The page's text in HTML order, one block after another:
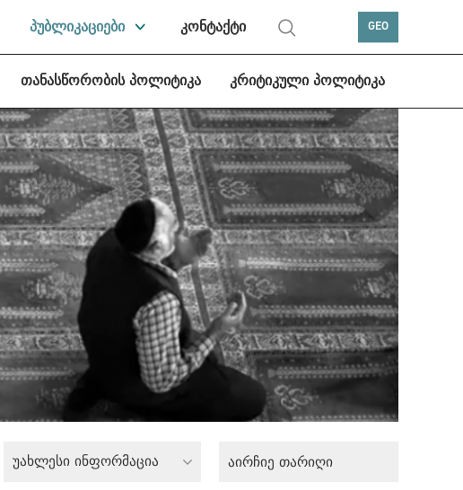
პუბლიკაციები კონტაქტი GEO
თანასწორობის პოლიტიკა კრიტიკული პოლიტიკა
უახლესი ინფორმაცია